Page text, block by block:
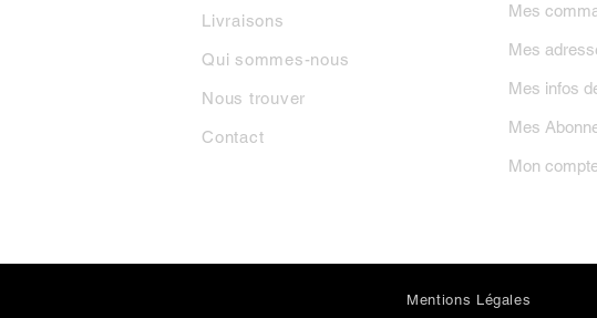
Livraisons
Qui sommes-nous
Nous trouver
Contact
Mes
Mes
Mes infos
Mes
Mon
Mentions Légales